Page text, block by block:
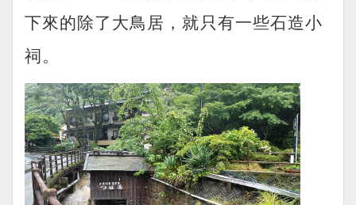
下來的除了大鳥居，就只有一些石造小
祠。